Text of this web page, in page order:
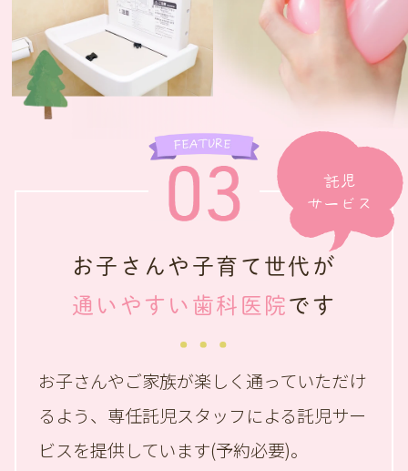
託児
サービス
お子さんや子育て世代が
通いやすい歯科医院 です
お子さんやご家族が楽しく通っていただけ
るよう、 専任託児スタッフによる託児サー
ビスを提供しています(予約必要)。